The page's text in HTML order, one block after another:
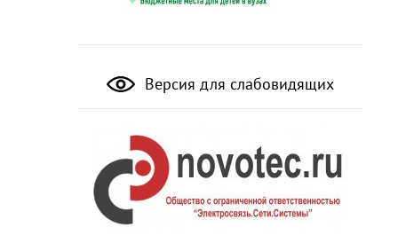
Версия для слабовидящих